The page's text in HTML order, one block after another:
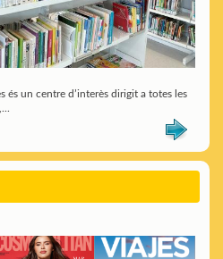
és un centre d’interès dirigit a totes les